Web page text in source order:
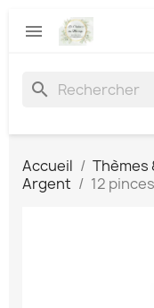

search
Accueil Thèmes
Argent
12